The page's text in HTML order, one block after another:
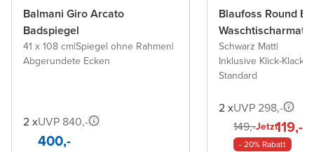
Balmani Giro Arcato
Badspiegel
41 x 108 cm|Spiegel ohne Rahmen|
Abgerundete Ecken
2 xUVP 840,-
400,-
Blaufoss Round
Schwarz Matt|
Inklusive Klick-Klack
Standard
2 xUVP 298,-
149,-Jetzt119,-
- 20% Rabatt